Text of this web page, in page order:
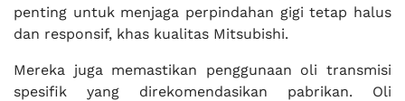
penting untuk menjaga perpindahan gigi tetap halus
dan responsif, khas kualitas Mitsubishi.
Mereka juga memastikan penggunaan oli transmisi
spesifik yang direkomendasikan pabrikan. Oli